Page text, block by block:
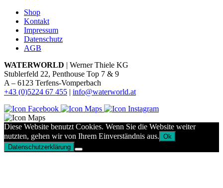
Shop
Kontakt
Impressum
Datenschutz
AGB
WATERWORLD | Werner Thiele KG
Stublerfeld 22, Penthouse Top 7 & 9
A – 6123 Terfens-Vomperbach
+43 (0)5224 67 455 | info@waterworld.at
Diese Website benutzt Cookies. Wenn Sie die Website weiter
nutzten, gehen wir von Ihrem Einverständnis aus. Ok
Datenschutzerklärung